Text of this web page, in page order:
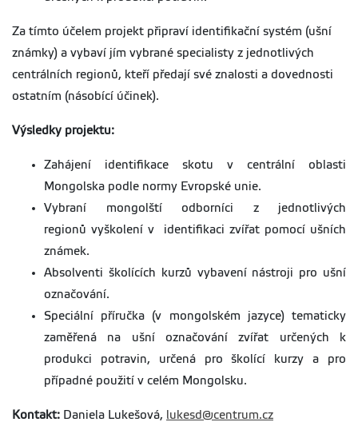
Za tímto účelem projekt připraví identifikační systém (ušní
známky) a vybaví jím vybrané specialisty z jednotlivých
centrálních regionů, kteří předají své znalosti a dovednosti
ostatním (násobící účinek).
Výsledky projektu:
Zahájení identifikace skotu v centrální oblasti
Mongolska podle normy Evropské unie.
Vybraní mongolští odborníci z jednotlivých
regionů vyškolení v identifikaci zvířat pomocí ušních
známek.
Absolventi školících kurzů vybavení nástroji pro ušní
označování.
Speciální příručka (v mongolském jazyce) tematicky
zaměřená na ušní označování zvířat určených k
produkci potravin, určená pro školící kurzy a pro
případné použití v celém Mongolsku.
Kontakt: Daniela Lukešová, lukesd@centrum.cz